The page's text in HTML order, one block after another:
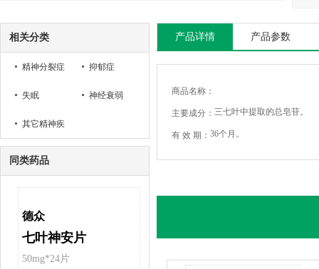
相关分类
精神分裂症 抑郁症
失眠 神经衰弱
其它精神疾
同类药品
德众
七叶神安片
50mg*24片
产品详情 产品参数
商品名称：
主要成分： 三七叶中提取的总皂苷。
有 效 期： 36个月。